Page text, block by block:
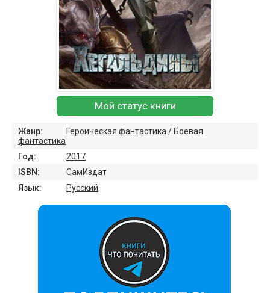
Мой статус книги
Жанр: Героическая фантастика / Боевая
фантастика
Год:
2017
ISBN:
СамИздат
Язык:
Русский